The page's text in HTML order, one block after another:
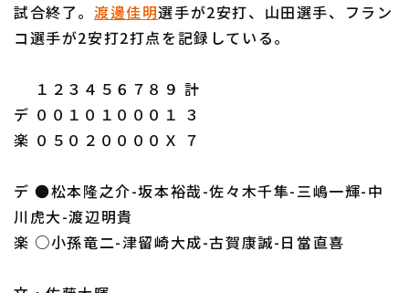
運営会社（別ウィンドウで開く） よくある質問
試合終了。 渡邊佳明選手が2安打、山田選手、フラン
コ選手が2安打2打点を記録している。
１２３４５６７８９ 計
デ ００１０１０００１ ３
楽 ０５０２００００Ｘ ７
デ ●松本隆之介-坂本裕哉-佐々木千隼-三嶋一輝-中
川虎大-渡辺明貴
楽 ○小孫竜二-津留崎大成-古賀康誠-日當直喜